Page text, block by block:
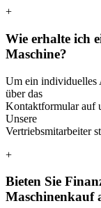
+
Wie erhalte ich
Maschine?
Um ein individuelles
über das
Kontaktformular auf
Unsere
Vertriebsmitarbeiter
+
Bieten Sie
Maschinenkauf